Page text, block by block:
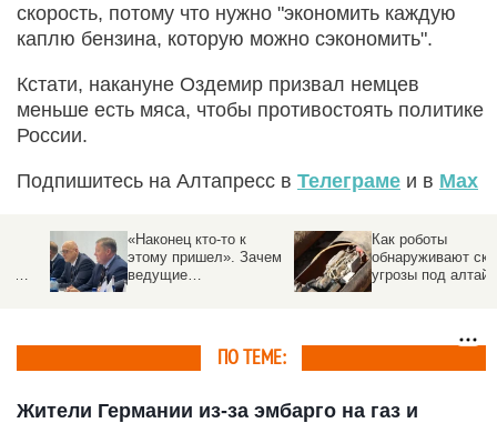
скорость, потому что нужно "экономить каждую
каплю бензина, которую можно сэкономить".
Кстати, накануне Оздемир призвал немцев
меньше есть мяса, чтобы противостоять политике
России.
Подпишитесь на Алтапресс в Телеграме и в Max
«Наконец кто-то к
этому пришел». Зачем
ведущие
промышленники и
Как роботы
обнаруживают скрытые
угрозы под алтайской
землей, рассказали в
ПО ТЕМЕ:
Жители Германии из-за эмбарго на газ и